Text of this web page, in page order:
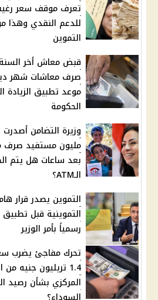
تعرف موقف سعر
للدعم النقدي وهذا
التموين
قبض معاش أخر
موعد تطبيق الزيادة
الحكومة
مليون مستفيد صرف
بعد ساعات هل يتم
الـATM؟
التموين يصدر قرار
التموينية قبل
رسمياً بأمر الوزير
تحرك مفاجئ يضرب
1.4 تريليون جنيه
المركزي بشأن رصيد